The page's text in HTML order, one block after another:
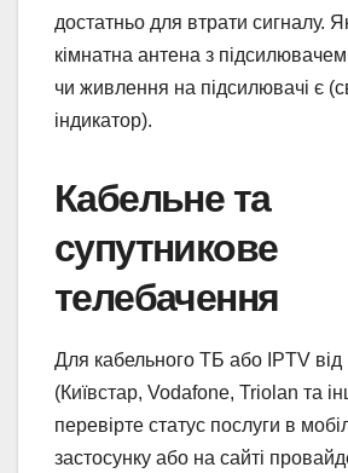
достатньо для втрати сигналу.
кімнатна антена з
чи живлення на підсилювачі є
індикатор).
Кабельне та
супутникове
телебачення
Для кабельного ТБ або IPTV від
(Київстар, Vodafone, Triolan та
перевірте статус послуги в
застосунку або на сайті